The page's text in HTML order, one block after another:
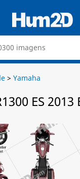
> Yamaha
ES